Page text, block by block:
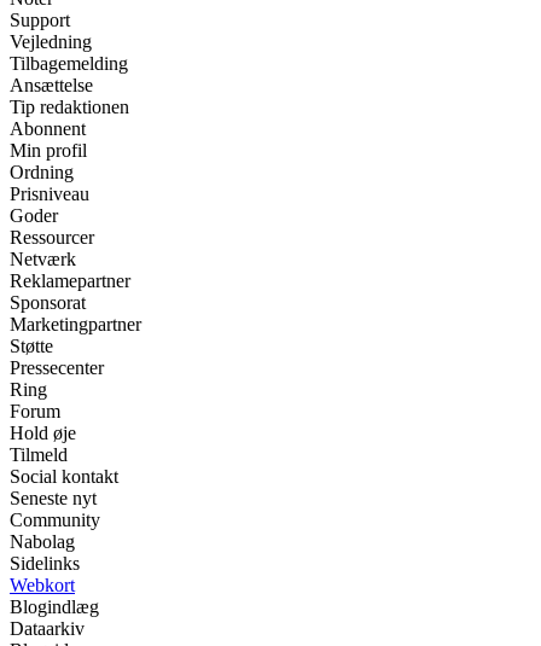
Support
Vejledning
Tilbagemelding
Ansættelse
Tip redaktionen
Abonnent
Min profil
Ordning
Prisniveau
Goder
Ressourcer
Netværk
Reklamepartner
Sponsorat
Marketingpartner
Støtte
Pressecenter
Ring
Forum
Hold øje
Tilmeld
Social kontakt
Seneste nyt
Community
Nabolag
Sidelinks
Webkort
Blogindlæg
Dataarkiv